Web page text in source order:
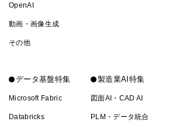
OpenAI
動画・画像生成
その他
データ基盤特集
Microsoft Fabric
Databricks
製造業AI特集
図面AI・CAD AI
PLM・データ統合